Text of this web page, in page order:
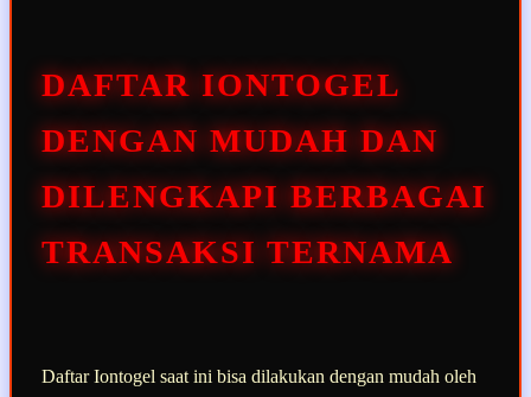
DAFTAR IONTOGEL
DENGAN MUDAH DAN
DILENGKAPI BERBAGAI
TRANSAKSI TERNAMA
Daftar Iontogel saat ini bisa dilakukan dengan mudah oleh